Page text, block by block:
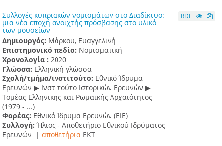
Συλλογές κυπριακών νομισμάτων στο Διαδίκτυο:
μια νέα εποχή ανοιχτής πρόσβασης στο υλικό
των μουσείων
Δημιουργός: Μάρκου, Ευαγγελινή
Επιστημονικό πεδίο: Νομισματική
Χρονολογία : 2020
Γλώσσα: Ελληνική γλώσσα
Σχολή/τμήμα/ινστιτούτο: Εθνικό Ίδρυμα
Ερευνών ▶ Ινστιτούτο Ιστορικών Ερευνών ▶
Τομέας Ελληνικής και Ρωμαϊκής Αρχαιότητος
(1979 - ...)
Φορέας: Εθνικό Ίδρυμα Ερευνών (ΕΙΕ)
Συλλογή:Ήλιος - Αποθετήριο Εθνικού Ιδρύματος
Ερευνών | αποθετήρια EKT
RDF